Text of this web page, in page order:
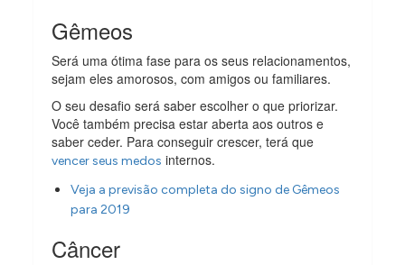
Gêmeos
Será uma ótima fase para os seus relacionamentos,
sejam eles amorosos, com amigos ou familiares.
O seu desafio será saber escolher o que priorizar.
Você também precisa estar aberta aos outros e
saber ceder. Para conseguir crescer, terá que
vencer seus medos internos.
Veja a previsão completa do signo de Gêmeos
para 2019
Câncer